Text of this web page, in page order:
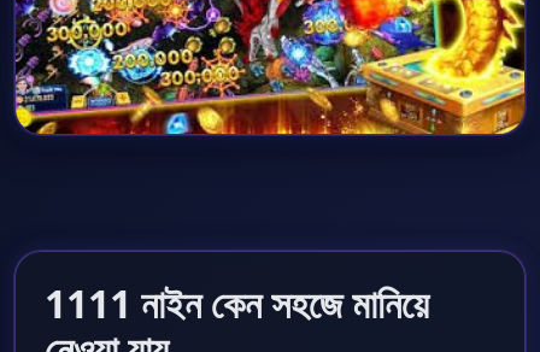
1111 নাইন কেন সহজে মানিয়ে